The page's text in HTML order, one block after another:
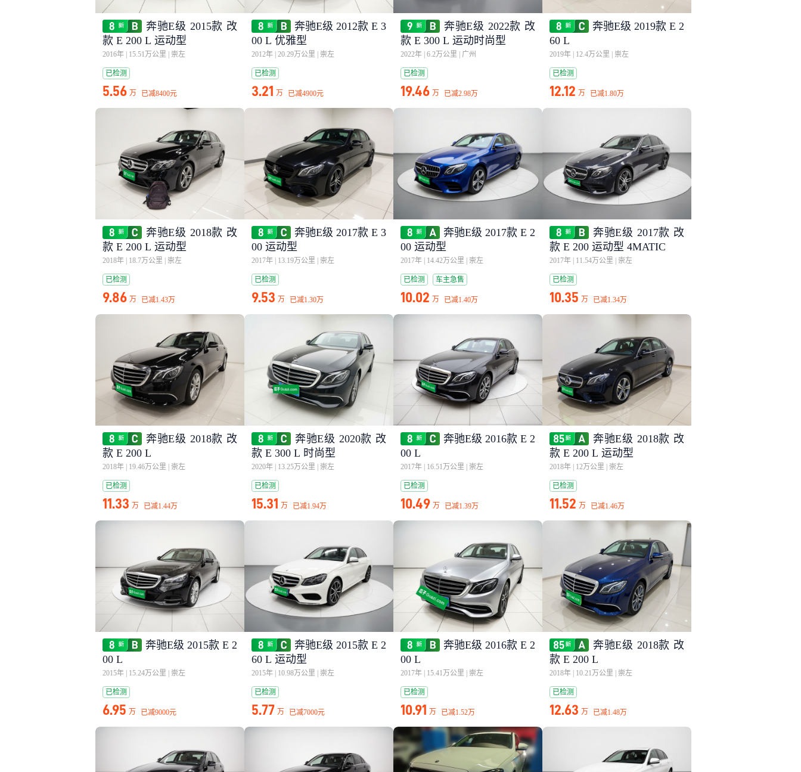
奔驰E级 2015款 改
款 E 200 L 运动型
2016年 15.51万公里 崇左
已检测
5.56 万 已减8400元
奔驰E级 2012款 E 3
00 L 优雅型
2012年 20.29万公里 崇左
已检测
3.21 万 已减4900元
奔驰E级 2022款 改
款 E 300 L 运动时尚型
2022年 6.2万公里 广州
已检测
19.46 万 已减2.98万
奔驰E级 2019款 E 2
60 L
2019年 12.4万公里 崇左
已检测
12.12 万 已减1.80万
奔驰E级 2018款 改
款 E 200 L 运动型
2018年 18.7万公里 崇左
已检测
9.86 万 已减1.43万
奔驰E级 2017款 E 3
00 运动型
2017年 13.19万公里 崇左
已检测
9.53 万 已减1.30万
奔驰E级 2017款 E 2
00 运动型
2017年 14.42万公里 崇左
已检测 车主急售
10.02 万 已减1.40万
奔驰E级 2017款 改
款 E 200 运动型 4MATIC
2017年 11.54万公里 崇左
已检测
10.35 万 已减1.34万
奔驰E级 2018款 改
款 E 200 L
2018年 19.46万公里 崇左
已检测
11.33 万 已减1.44万
奔驰E级 2020款 改
款 E 300 L 时尚型
2020年 13.25万公里 崇左
已检测
15.31 万 已减1.94万
奔驰E级 2016款 E 2
00 L
2017年 16.51万公里 崇左
已检测
10.49 万 已减1.39万
奔驰E级 2018款 改
款 E 200 L 运动型
2018年 12万公里 崇左
已检测
11.52 万 已减1.46万
奔驰E级 2015款 E 2
00 L
2015年 15.24万公里 崇左
已检测
6.95 万 已减9000元
奔驰E级 2015款 E 2
60 L 运动型
2015年 10.98万公里 崇左
已检测
5.77 万 已减7000元
奔驰E级 2016款 E 2
00 L
2017年 15.41万公里 崇左
已检测
10.91 万 已减1.52万
奔驰E级 2018款 改
款 E 200 L
2018年 10.21万公里 崇左
已检测
12.63 万 已减1.48万